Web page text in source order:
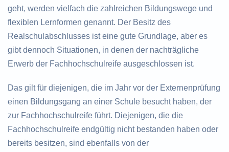
geht, werden vielfach die zahlreichen Bildungswege und
flexiblen Lernformen genannt. Der Besitz des
Realschulabschlusses ist eine gute Grundlage, aber es
gibt dennoch Situationen, in denen der nachträgliche
Erwerb der Fachhochschulreife ausgeschlossen ist.
Das gilt für diejenigen, die im Jahr vor der Externenprüfung
einen Bildungsgang an einer Schule besucht haben, der
zur Fachhochschulreife führt. Diejenigen, die die
Fachhochschulreife endgültig nicht bestanden haben oder
bereits besitzen, sind ebenfalls von der